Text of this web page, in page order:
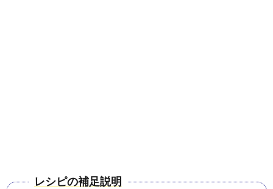
レシピの補足説明